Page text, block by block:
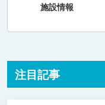
施設情報
注目記事